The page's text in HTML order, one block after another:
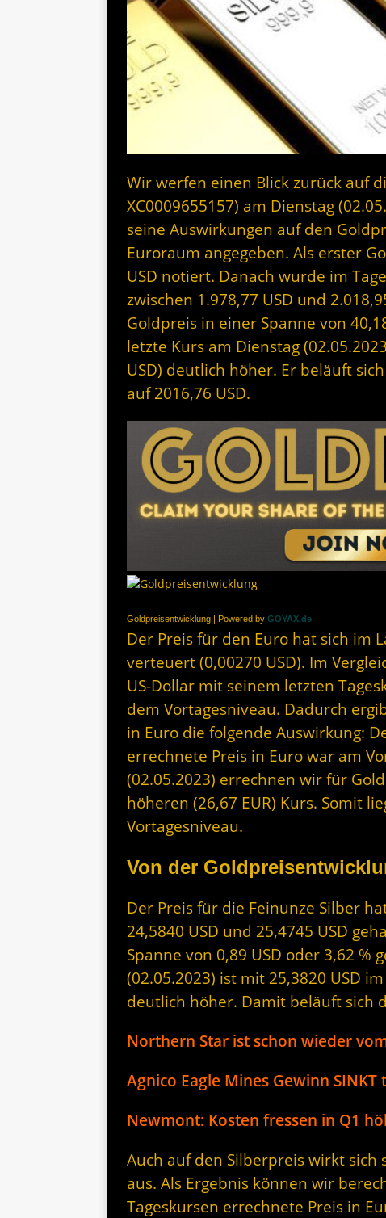
Wir werfen einen Blick zurück auf
XC0009655157) am Dienstag
seine Auswirkungen auf den
Euroraum angegeben. Als erster
USD notiert. Danach wurde im
zwischen 1.978,77 USD und
Goldpreis in einer Spanne von
letzte Kurs am Dienstag
USD) deutlich höher. Er beläuft
auf 2016,76 USD.
Goldpreisentwicklung | Powered by GOYAX.de
Der Preis für den Euro hat sich im
verteuert (0,00270 USD). Im
US-Dollar mit seinem letzten
dem Vortagesniveau. Dadurch
in Euro die folgende Auswirkung:
errechnete Preis in Euro war am
(02.05.2023) errechnen wir für
höheren (26,67 EUR) Kurs. Somit
Vortagesniveau.
Von der
Der Preis für die Feinunze Silber
24,5840 USD und 25,4745 USD
Spanne von 0,89 USD oder 3,62
(02.05.2023) ist mit 25,3820 USD
deutlich höher. Damit beläuft sich
Northern Star ist schon wieder
Agnico Eagle Mines Gewinn
Newmont: Kosten fressen in Q1
Auch auf den Silberpreis wirkt sich
aus. Als Ergebnis können wir
Tageskursen errechnete Preis in